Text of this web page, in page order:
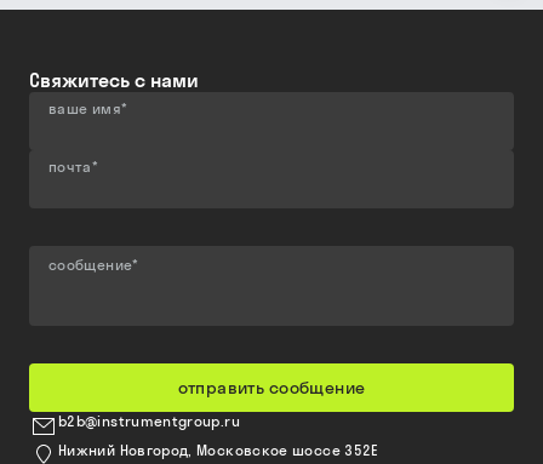
Свяжитесь с нами
ваше имя*
почта*
сообщение*
отправить сообщение
b2b@instrumentgroup.ru
Нижний Новгород, Московское шоссе 352Е